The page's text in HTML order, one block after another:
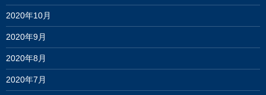
2020年10月
2020年9月
2020年8月
2020年7月